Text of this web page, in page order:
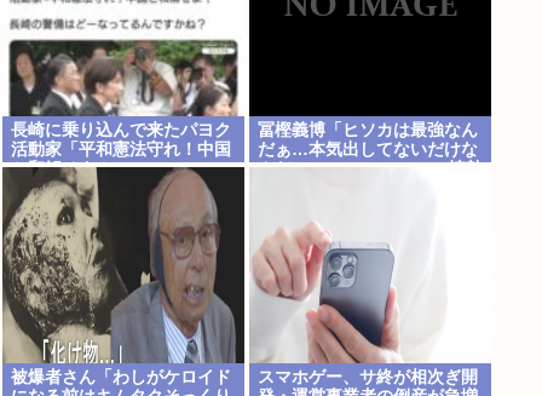
長崎に乗り込んで来たパヨク
活動家「平和憲法守れ！中国
と和解せよ！」
冨樫義博「ヒソカは最強なん
だぁ…本気出してないだけな
んだぁ…」 こいつのこの情熱
被爆者さん「わしがケロイド
スマホゲー、サ終が相次ぎ開